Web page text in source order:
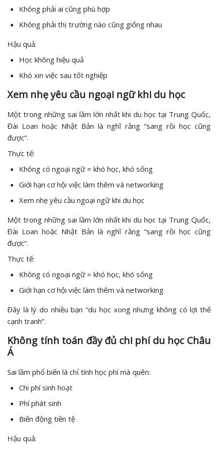
Không phải ai cũng phù hợp
Không phải thị trường nào cũng giống nhau
Hậu quả:
Học không hiệu quả
Khó xin việc sau tốt nghiệp
Xem nhẹ yêu cầu ngoại ngữ khi du học
Một trong những sai lầm lớn nhất khi du học tại Trung Quốc,
Đài Loan hoặc Nhật Bản là nghĩ rằng “sang rồi học cũng
được”.
Thực tế:
Không có ngoại ngữ = khó học, khó sống
Giới hạn cơ hội việc làm thêm và networking
Xem nhẹ yêu cầu ngoại ngữ khi du học
Một trong những sai lầm lớn nhất khi du học tại Trung Quốc,
Đài Loan hoặc Nhật Bản là nghĩ rằng “sang rồi học cũng
được”.
Thực tế:
Không có ngoại ngữ = khó học, khó sống
Giới hạn cơ hội việc làm thêm và networking
Đây là lý do nhiều bạn “du học xong nhưng không có lợi thế
cạnh tranh”.
Không tính toán đầy đủ chi phí du học Châu
Á
Sai lầm phổ biến là chỉ tính học phí mà quên:
Chi phí sinh hoạt
Phí phát sinh
Biến động tiền tệ
Hậu quả: